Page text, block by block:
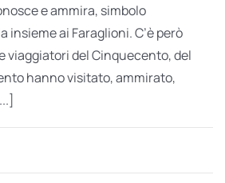
e ammira, simbolo
insieme ai Faraglioni. C’è però
viaggiatori del Cinquecento, del
hanno visitato, ammirato,